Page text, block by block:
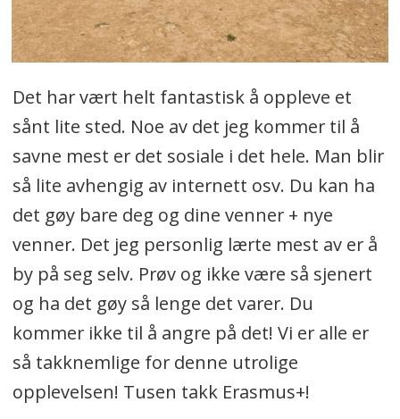
Det har vært helt fantastisk å oppleve et
sånt lite sted. Noe av det jeg kommer til å
savne mest er det sosiale i det hele. Man blir
så lite avhengig av internett osv. Du kan ha
det gøy bare deg og dine venner + nye
venner. Det jeg personlig lærte mest av er å
by på seg selv. Prøv og ikke være så sjenert
og ha det gøy så lenge det varer. Du
kommer ikke til å angre på det! Vi er alle er
så takknemlige for denne utrolige
opplevelsen! Tusen takk Erasmus+!